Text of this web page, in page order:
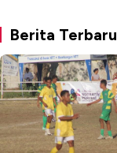
Berita Terbaru